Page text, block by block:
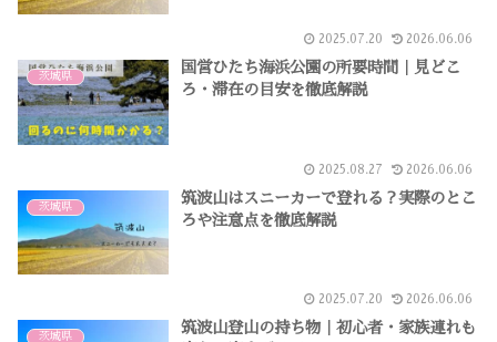
2025.07.20 2026.06.06
茨城県
国営ひたち海浜公園の所要時間｜見どこ
ろ・滞在の目安を徹底解説
2025.08.27 2026.06.06
茨城県
筑波山はスニーカーで登れる？実際のとこ
ろや注意点を徹底解説
2025.07.20 2026.06.06
茨城県
筑波山登山の持ち物｜初心者・家族連れも